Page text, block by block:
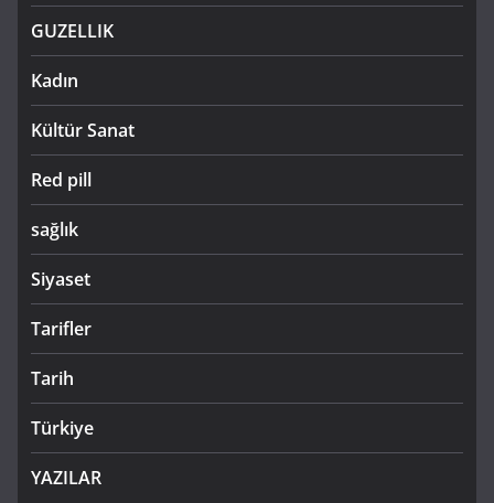
GUZELLIK
Kadın
Kültür Sanat
Red pill
sağlık
Siyaset
Tarifler
Tarih
Türkiye
YAZILAR